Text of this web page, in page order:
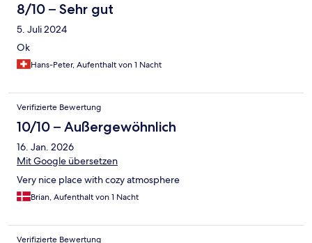
8/10 – Sehr gut
5. Juli 2024
Ok
Hans-Peter, Aufenthalt von 1 Nacht
Verifizierte Bewertung
10/10 – Außergewöhnlich
16. Jan. 2026
Mit Google übersetzen
Very nice place with cozy atmosphere
Brian, Aufenthalt von 1 Nacht
Verifizierte Bewertung